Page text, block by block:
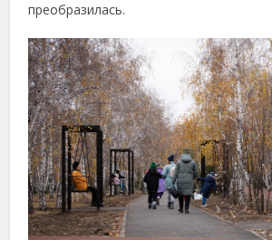
преобразилась.